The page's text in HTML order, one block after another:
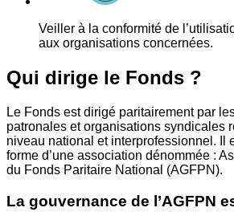
Veiller à la conformité de
aux organisations concernées.
Qui dirige le Fonds ?
Le Fonds est dirigé paritairement par
patronales et organisations syndicales
niveau national et interprofessionnel. Il
forme d’une association dénommée :
du Fonds Paritaire National (AGFPN).
La gouvernance de l’AGFPN